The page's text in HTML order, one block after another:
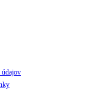
údajov